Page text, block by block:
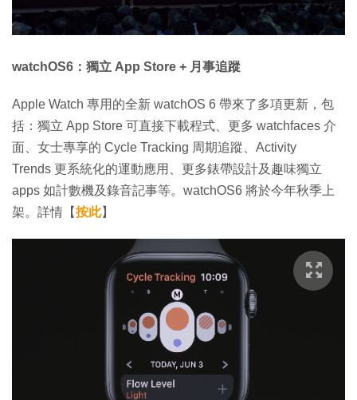
watchOS6：獨立 App Store + 月事追蹤
Apple Watch 專用的全新 watchOS 6 帶來了多項更新，包
括：獨立 App Store 可直接下載程式、更多 watchfaces 介
面、女士專享的 Cycle Tracking 周期追蹤、Activity
Trends 更系統化的運動應用、更多錶帶設計及趣味獨立
apps 如計數機及錄音記事等。watchOS6 將於今年秋季上
架。詳情【按此】